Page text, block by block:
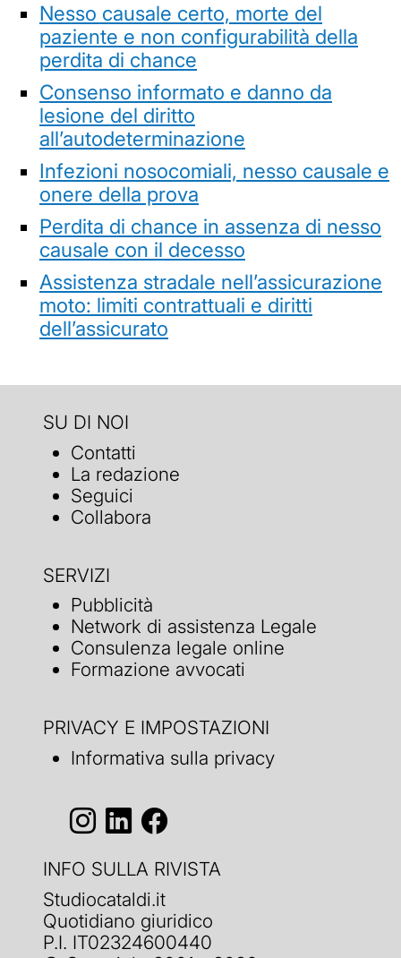
Nesso causale certo, morte del
paziente e non configurabilità della
perdita di chance
Consenso informato e danno da
lesione del diritto
all’autodeterminazione
Infezioni nosocomiali, nesso causale e
onere della prova
Perdita di chance in assenza di nesso
causale con il decesso
Assistenza stradale nell’assicurazione
moto: limiti contrattuali e diritti
dell’assicurato
SU DI NOI
Contatti
La redazione
Seguici
Collabora
SERVIZI
Pubblicità
Network di assistenza Legale
Consulenza legale online
Formazione avvocati
PRIVACY E IMPOSTAZIONI
Informativa sulla privacy
INFO SULLA RIVISTA
Studiocataldi.it
Quotidiano giuridico
P.I. IT02324600440